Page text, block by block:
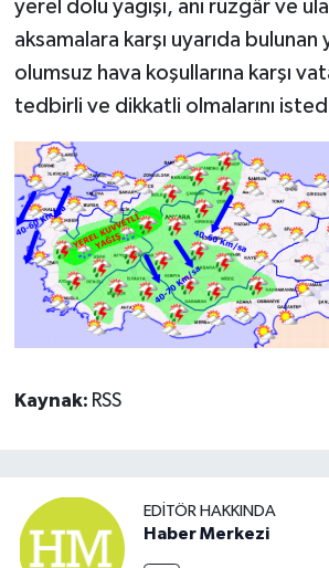
yerel dolu yağışı, ani rüzgâr ve
aksamalara karşı uyarıda bulunan
olumsuz hava koşullarına karşı
tedbirli ve dikkatli olmalarını
Kaynak: RSS
EDITÖR HAKKINDA
Haber Merkezi